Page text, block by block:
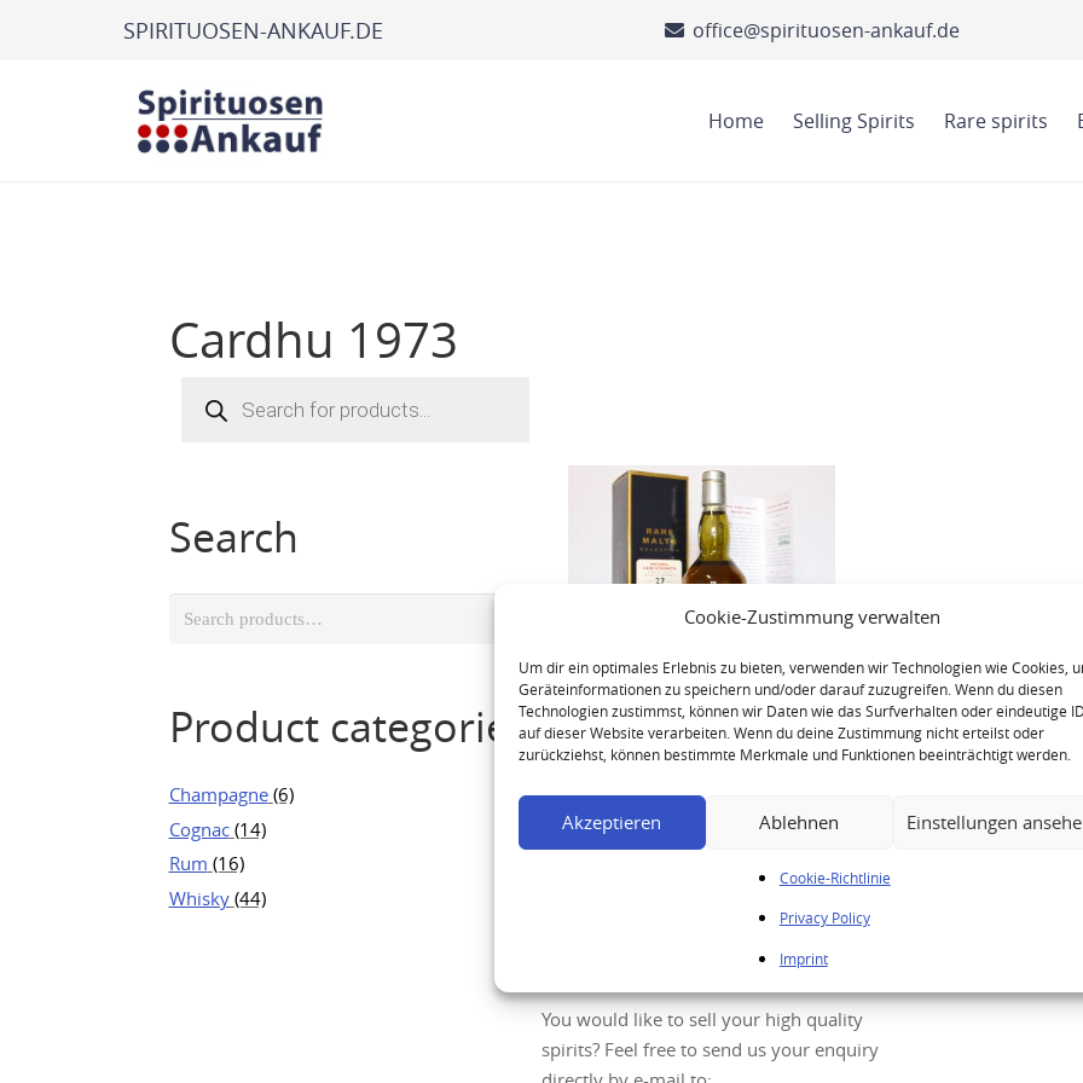
Cookie-Zustimmung verwalten
Um dir ein optimales Erlebnis zu bieten, verwenden wir Technologien wie Cookies,
Geräteinformationen zu speichern und/oder darauf zuzugreifen. Wenn du diesen
Technologien zustimmst, können wir Daten wie das Surfverhalten oder eindeutige
auf dieser Website verarbeiten. Wenn du deine Zustimmung nicht erteilst oder
zurückziehst, können bestimmte Merkmale und Funktionen beeinträchtigt werden.
Akzeptieren Ablehnen Einstellungen
Cookie-Richtlinie
Privacy Policy
Imprint
SPIRITUOSEN-ANKAUF.DE office@spirituosen-ankauf.de
Home Selling Spirits Rare spirits
Cardhu 1973
search
Search
Product categories
Champagne (6)
Cognac (14)
Rum (16)
Whisky (44)
Cardhu 1973 27 Years – Rare
Your enquiry
You would like to sell your high quality
spirits? Feel free to send us your enquiry